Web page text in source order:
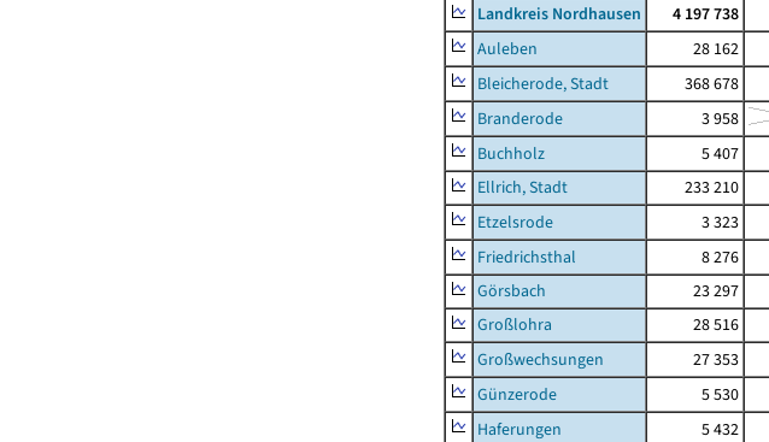
Landkreis Nordhausen 4 197 738
Auleben
28 162
Bleicherode, Stadt
368 678
Branderode
3 958
Buchholz
5 407
Ellrich, Stadt
233 210
Etzelsrode
3 323
Friedrichsthal
8 276
Görsbach
23 297
Großlohra
28 516
Großwechsungen
27 353
Günzerode
5 530
Haferungen
5 432